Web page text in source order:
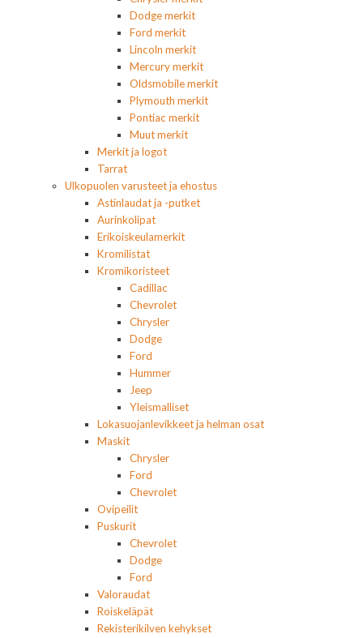
Dodge merkit
Ford merkit
Lincoln merkit
Mercury merkit
Oldsmobile merkit
Plymouth merkit
Pontiac merkit
Muut merkit
Merkit ja logot
Tarrat
Ulkopuolen varusteet ja ehostus
Astinlaudat ja -putket
Aurinkolipat
Erikoiskeulamerkit
Kromilistat
Kromikoristeet
Cadillac
Chevrolet
Chrysler
Dodge
Ford
Hummer
Jeep
Yleismalliset
Lokasuojanlevikkeet ja helman osat
Maskit
Chrysler
Ford
Chevrolet
Ovipeilit
Puskurit
Chevrolet
Dodge
Ford
Valoraudat
Roiskeläpät
Rekisterikilven kehykset